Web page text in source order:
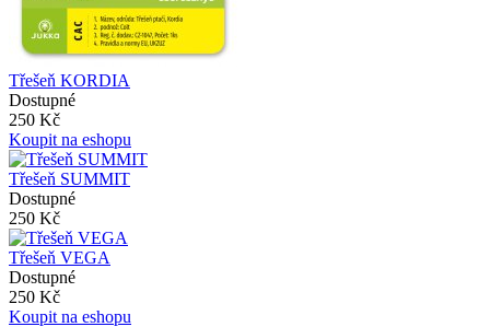
Třešeň KORDIA
Dostupné
250 Kč
Koupit na eshopu
Třešeň SUMMIT
Dostupné
250 Kč
Třešeň VEGA
Dostupné
250 Kč
Koupit na eshopu